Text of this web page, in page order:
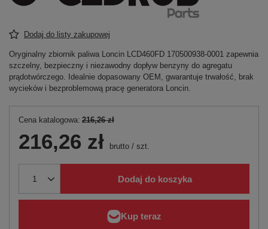
Dodaj do listy zakupowej
Oryginalny zbiornik paliwa Loncin LCD460FD 170500938-0001 zapewnia
szczelny, bezpieczny i niezawodny dopływ benzyny do agregatu
prądotwórczego. Idealnie dopasowany OEM, gwarantuje trwałość, brak
wycieków i bezproblemową pracę generatora Loncin.
Cena katalogowa: 216,26 zł
216,26 zł brutto / szt.
Dodaj do koszyka